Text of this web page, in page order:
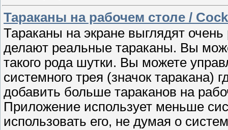
Тараканы на рабочем столе /
Тараканы на экране выглядят
делают реальные тараканы. Вы
такого рода шутки. Вы можете
системного трея (значок таракана)
добавить больше тараканов на
Приложение использует меньше
использовать его, не думая о